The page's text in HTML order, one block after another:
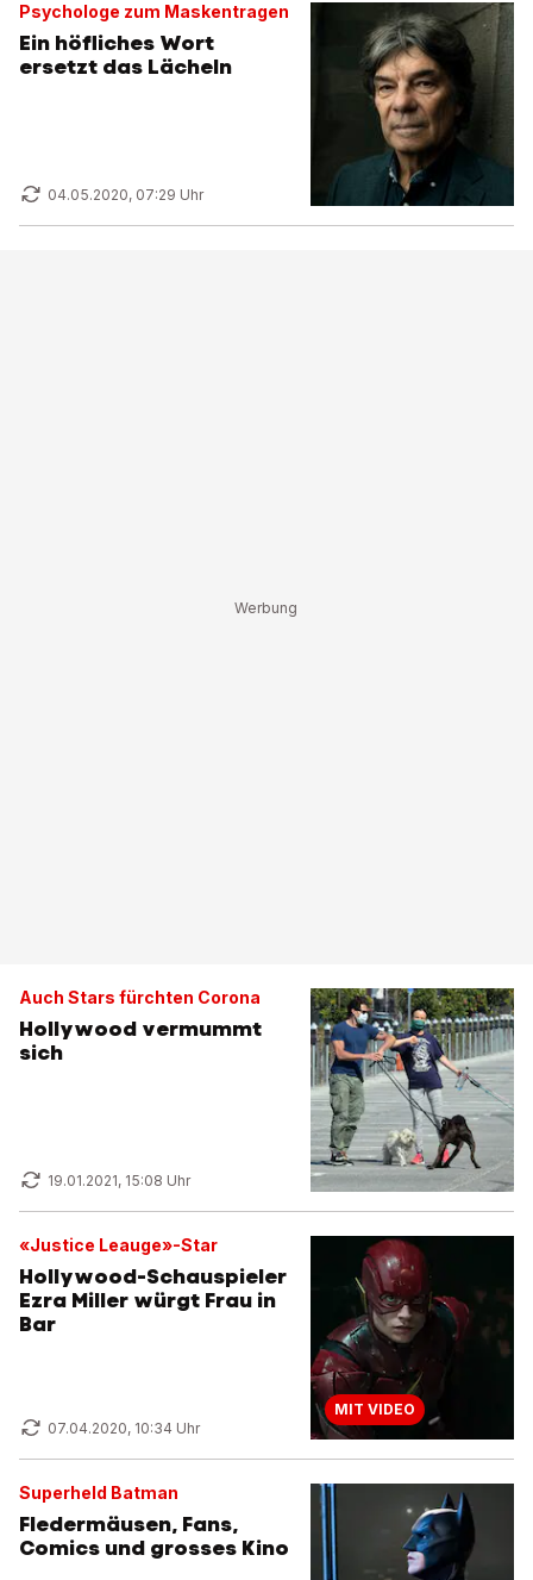
Psychologe zum Maskentragen
Ein höfliches Wort
ersetzt das Lächeln
04.05.2020, 07:29 Uhr
Auch Stars fürchten Corona
Hollywood vermummt
sich
19.01.2021, 15:08 Uhr
«Justice Leauge»-Star
Hollywood-Schauspieler
Ezra Miller würgt Frau in
Bar
07.04.2020, 10:34 Uhr
MIT VIDEO
Superheld Batman
Fledermäusen, Fans,
Comics und grosses Kino